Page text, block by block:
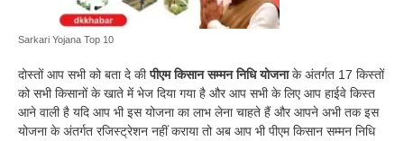
Sarkari Yojana Top 10
दोस्तों आप सभी को बता दे कीपीएम किसान सम्मन निधि योजनाके अंतर्गत 17 किस्तों
को सभी किसानों के खाते में भेज दिया गया है और आप सभी के लिए आप हाईवे किस्त
आने वाली है यदि आप भी इस योजना का लाभ लेना चाहते हैं और आपने अभी तक इस
योजना के अंतर्गत रजिस्ट्रेशन नहीं कराया तो अब आप भी पीएम किसान सम्मन निधि